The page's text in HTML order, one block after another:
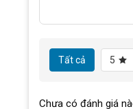
Tất cả 5
Chưa có đánh giá